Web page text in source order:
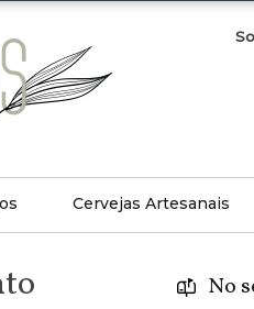
Sobre Queijos
Cervejas Artesanais
No